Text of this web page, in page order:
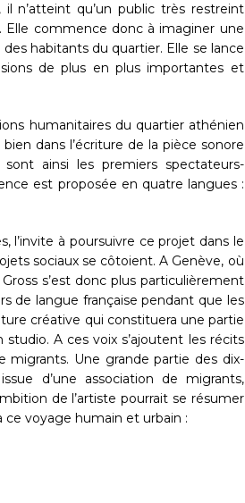
n’atteint qu’un public très restreint
Elle commence donc à imaginer une
habitants du quartier. Elle se lance
de plus en plus importantes et
humanitaires du quartier athénien
dans l’écriture de la pièce sonore
ainsi les premiers spectateurs-
est proposée en quatre langues :
l’invite à poursuivre ce projet dans le
sociaux se côtoient. A Genève, où
s’est donc plus particulièrement
de langue française pendant que les
créative qui constituera une partie
A ces voix s’ajoutent les récits
migrants. Une grande partie des dix-
d’une association de migrants,
de l’artiste pourrait se résumer
ce voyage humain et urbain :